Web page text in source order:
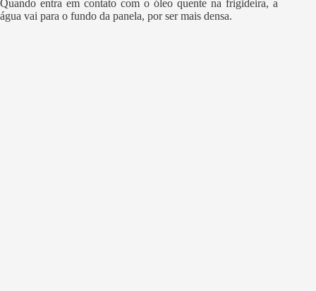
Quando entra em contato com o óleo quente na frigideira, a
água vai para o fundo da panela, por ser mais densa.